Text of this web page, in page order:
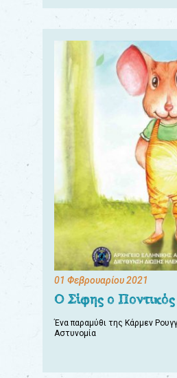
01 Φεβρουαρίου 2021
Ο Σίφης ο
Ένα παραμύθι της Κάρμεν
Αστυνομία